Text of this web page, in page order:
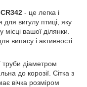
- це легка і
для вигулу птиці, яку
вашої ділянки.
випасу і активності
труби діаметром
до корозії. Сітка з
вічка розміром